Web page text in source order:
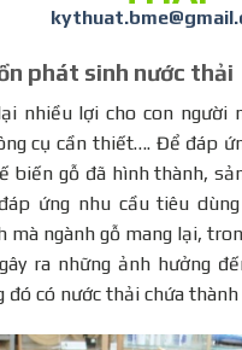
phát sinh nước thải
nhiều lợi cho con người
cụ cần thiết…. Để đáp
biến gỗ đã hình thành,
ứng nhu cầu tiêu
mà ngành gỗ mang lại,
ra những ảnh hưởng
đó có nước thải chứa